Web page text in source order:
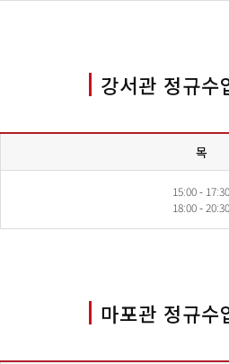
강서관 정규수
목
15:00 - 17:30
18:00 - 20:30
마포관 정규수